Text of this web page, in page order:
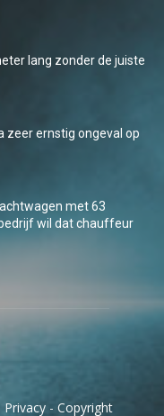
lang zonder de juiste
ernstig ongeval op
met 63
wil dat chauffeur
Privacy - Copyright